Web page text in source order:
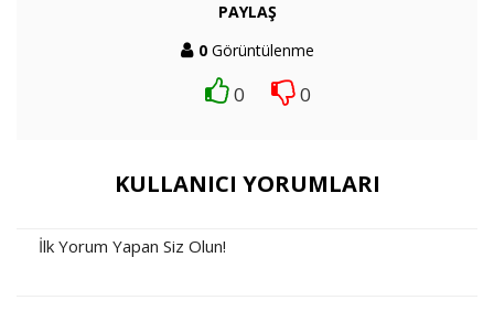
PAYLAŞ
0Görüntülenme
0 0
KULLANICI YORUMLARI
İlk Yorum Yapan Siz Olun!